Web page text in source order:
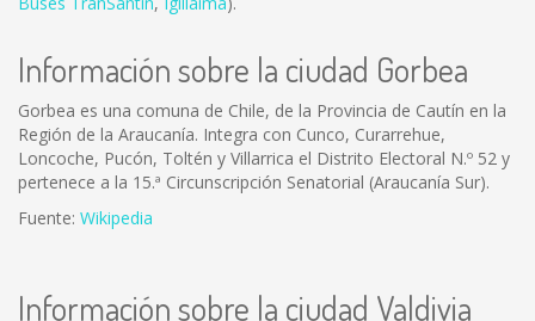
Información sobre la ciudad Gorbea
Gorbea es una comuna de Chile, de la Provincia de Cautín en la
Región de la Araucanía. Integra con Cunco, Curarrehue,
Loncoche, Pucón, Toltén y Villarrica el Distrito Electoral N.º 52 y
pertenece a la 15.ª Circunscripción Senatorial (Araucanía Sur).
Fuente: Wikipedia
Información sobre la ciudad Valdivia